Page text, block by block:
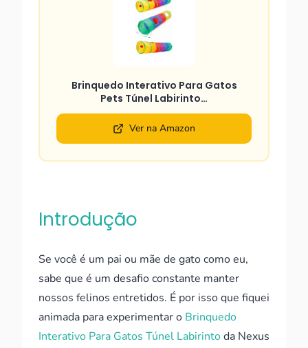
Brinquedo Interativo Para Gatos
Pets Túnel Labirinto…
Ver na Amazon
Introdução
Se você é um pai ou mãe de gato como eu,
sabe que é um desafio constante manter
nossos felinos entretidos. É por isso que fiquei
animada para experimentar o Brinquedo
Interativo Para Gatos Túnel Labirintoda Nexus